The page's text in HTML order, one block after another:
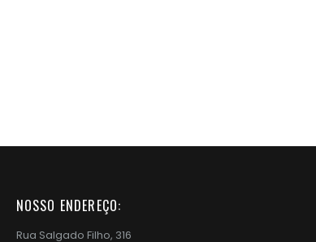
NOSSO ENDEREÇO:
Rua Salgado Filho, 316